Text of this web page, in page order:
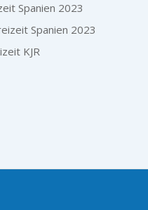
Spanien 2023
Spanien 2023
KJR